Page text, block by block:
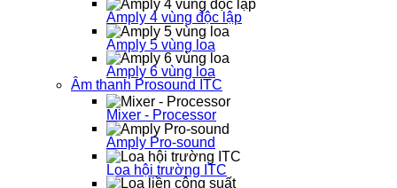
Amply 4 vùng độc lập
Amply 5 vùng loa
Amply 6 vùng loa
Âm thanh Prosound ITC
Mixer - Processor
Amply Pro-sound
Loa hội trường ITC